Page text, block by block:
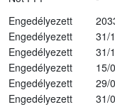
Engedélyezett
Engedélyezett
31/
Engedélyezett
31/
Engedélyezett
15/
Engedélyezett
29/
Engedélyezett
31/